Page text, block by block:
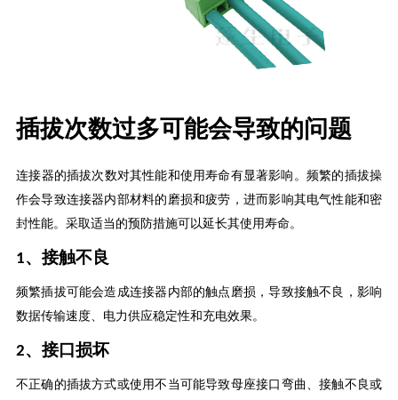
插拔次数过多可能会导致的问题
‌连接器的插拔次数对其性能和使用寿命有显著影响。‌频繁的插拔操
作会导致连接器内部材料的磨损和疲劳，进而影响其电气性能和密
封性能。 采取适当的预防措施可以延长其使用寿命。
1、 ‌接触不良‌
频繁插拔可能会造成连接器内部的触点磨损，导致接触不良，影响
数据传输速度、电力供应稳定性和充电效果‌。
2、‌接口损坏‌
不正确的插拔方式或使用不当可能导致母座接口弯曲、接触不良或